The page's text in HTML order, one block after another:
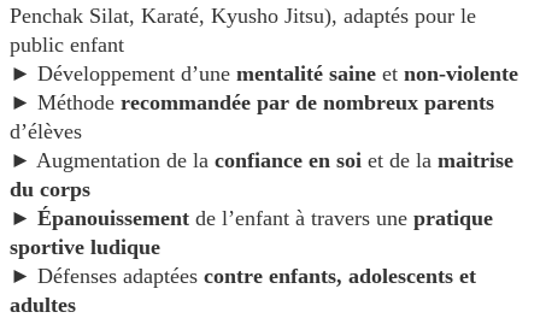
Penchak Silat, Karaté, Kyusho Jitsu), adaptés pour le
public enfant
► Développement d’une mentalité saine et non-violente
► Méthode recommandée par de nombreux parents
d’élèves
► Augmentation de la confiance en soi et de la maitrise
du corps
► Épanouissement de l’enfant à travers une pratique
sportive ludique
► Défenses adaptées contre enfants, adolescents et
adultes